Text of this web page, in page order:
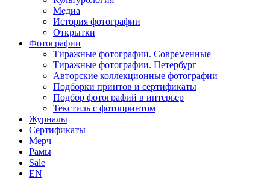
Медиа
История фотографии
Открытки
Фотографии
Тиражные фотографии. Современные
Тиражные фотографии. Петербург
Авторские коллекционные фотографии
Подборки принтов и сертификаты
Подбор фотографий в интерьер
Текстиль с фотопринтом
Журналы
Сертификаты
Мерч
Рамы
Sale
EN